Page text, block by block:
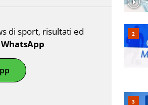
di sport, risultati ed
WhatsApp